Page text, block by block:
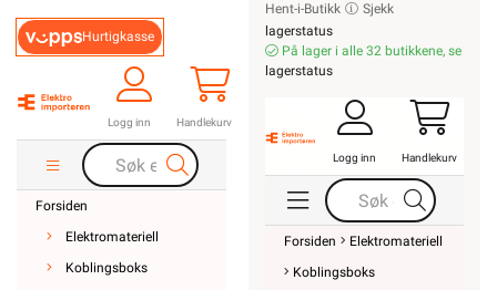
Hurtigkasse
Logg inn Handlekurv
Forsiden
Elektromateriell
Koblingsboks
Hent-i-Butikk
Sjekk
lagerstatus
På lager i alle 32 butikkene, se
lagerstatus
Logg inn Handlekurv
Forsiden
Elektromateriell
Koblingsboks